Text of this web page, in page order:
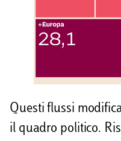
Questi flussi
il quadro politico.